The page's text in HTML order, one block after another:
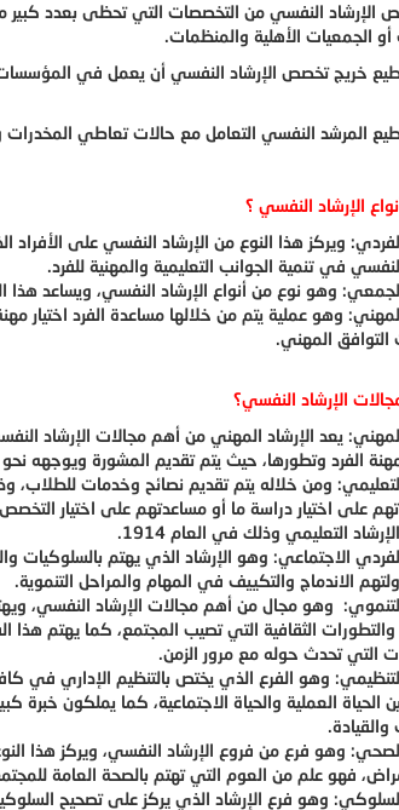
الإرشاد النفسي من التخصصات التي تحظى بعدد
أو الجمعيات الأهلية والمنظمات.
خريج تخصص الإرشاد النفسي أن يعمل في المؤسسات
المرشد النفسي التعامل مع حالات تعاطي
الإرشاد النفسي ؟
الفردي: ويركز هذا النوع من الإرشاد النفسي على
في تنمية الجوانب التعليمية والمهنية للفرد.
الجمعي: وهو نوع من أنواع الإرشاد النفسي، ويساعد
وهو عملية يتم من خلالها مساعدة الفرد اختيار
التوافق المهني.
الإرشاد النفسي؟
يعد الإرشاد المهني من أهم مجالات الإرشاد
الفرد وتطورها، حيث يتم تقديم المشورة ويوجهه
التعليمي: ومن خلاله يتم تقديم نصائح وخدمات للطلاب،
على اختيار دراسة ما أو مساعدتهم على اختيار
التعليمي وذلك في العام 1914.
الفردي الاجتماعي: وهو الإرشاد الذي يهتم
الاندماج والتكييف في المهام والمراحل التنموية.
وهو مجال من أهم مجالات الإرشاد النفسي،
والتطورات الثقافية التي تصيب المجتمع، كما يهتم هذا
التي تحدث حوله مع مرور الزمن.
التنظيمي: وهو الفرع الذي يختص بالتنظيم الإداري في
الحياة العملية والحياة الاجتماعية، كما يملكون
وهو فرع من فروع الإرشاد النفسي، ويركز هذا
فهو علم من العوم التي تهتم بالصحة العامة
وهو فرع الإرشاد الذي يركز على تصحيح